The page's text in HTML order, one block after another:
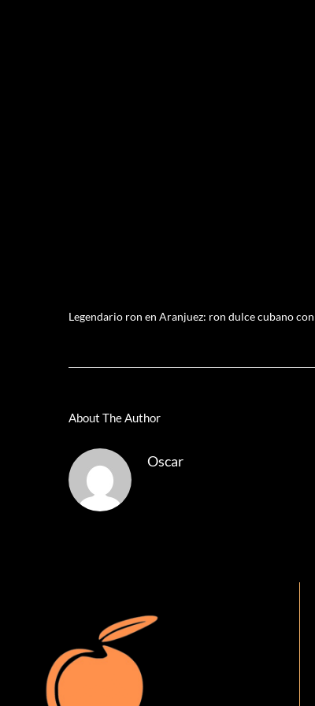
Legendario ron en Aranjuez: ron dulce cubano
About The Author
Oscar